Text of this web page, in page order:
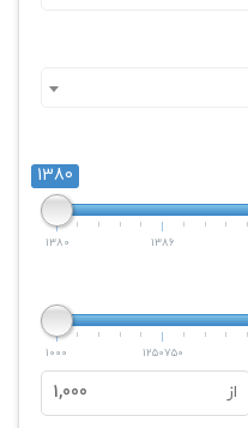
1380
1380 1386
1000 1250750
از 1,000